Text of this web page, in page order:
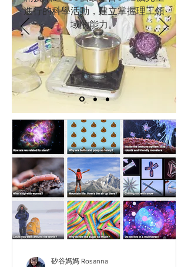
進行的科學活動，建立掌握理工領
域的能力。
矽谷媽媽 Rosanna